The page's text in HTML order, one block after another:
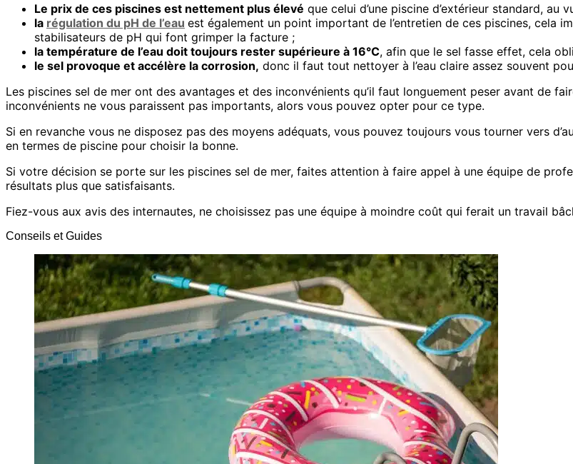
Le prix de ces piscines est nettement plus élevé que celui d’une piscine d’extérieur standard,
la régulation du pH de l’eau est également un point important de l’entretien de ces piscines, cela
stabilisateurs de pH qui font grimper la facture ;
la température de l’eau doit toujours rester supérieure à 16°C, afin que le sel fasse effet, cela
le sel provoque et accélère la corrosion, donc il faut tout nettoyer à l’eau claire assez souvent
Les piscines sel de mer ont des avantages et des inconvénients qu’il faut longuement peser avant de
inconvénients ne vous paraissent pas importants, alors vous pouvez opter pour ce type.
Si en revanche vous ne disposez pas des moyens adéquats, vous pouvez toujours vous tourner vers
en termes de piscine pour choisir la bonne.
Si votre décision se porte sur les piscines sel de mer, faites attention à faire appel à une équipe de
résultats plus que satisfaisants.
Fiez-vous aux avis des internautes, ne choisissez pas une équipe à moindre coût qui ferait un travail
Conseils et Guides